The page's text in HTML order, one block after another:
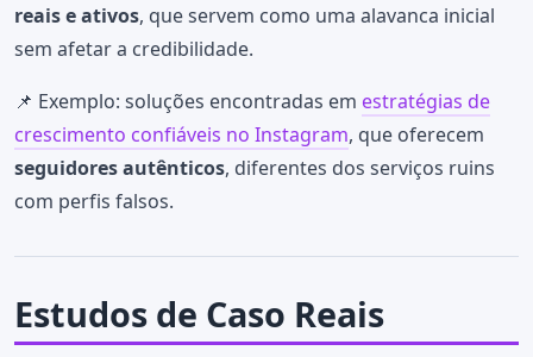
reais e ativos, que servem como uma alavanca inicial
sem afetar a credibilidade.
📌 Exemplo: soluções encontradas em estratégias de
crescimento confiáveis no Instagram, que oferecem
seguidores autênticos, diferentes dos serviços ruins
com perfis falsos.
Estudos de Caso Reais